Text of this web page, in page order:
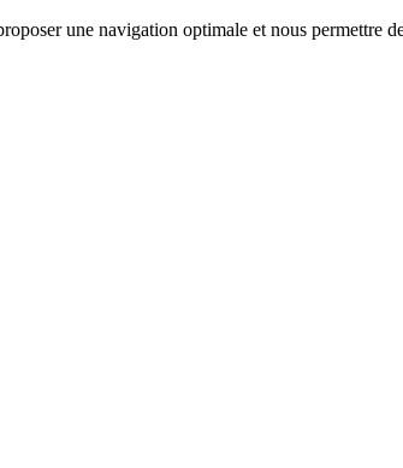
une navigation optimale et nous permettre